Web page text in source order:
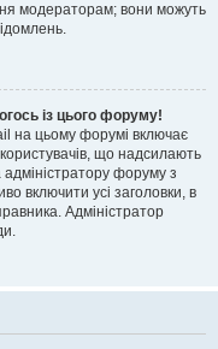
модераторам; вони можуть
із цього форуму!
на цьому форумі включає
що надсилають
форуму з
включити усі заголовки, в
Адміністратор